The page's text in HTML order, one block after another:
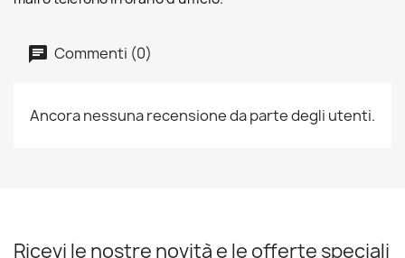
Commenti (0)
Ancora nessuna recensione da parte degli utenti.
Ricevi le nostre novità e le offerte speciali